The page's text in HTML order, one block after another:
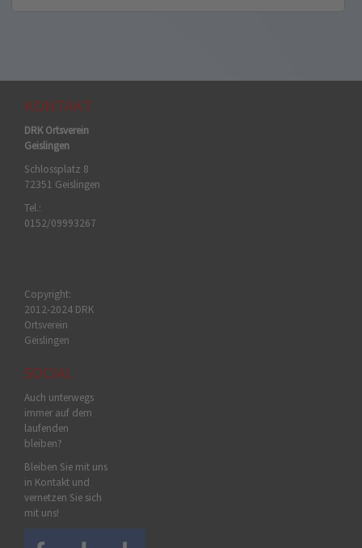
KONTAKT
DRK Ortsverein
Geislingen
Schlossplatz 8
72351 Geislingen
Tel.:
0152/09993267
Copyright:
2012-2024 DRK
Ortsverein
Geislingen
SOCIAL
Auch unterwegs
immer auf dem
laufenden
bleiben?
Bleiben Sie mit uns
in Kontakt und
vernetzen Sie sich
mit uns!